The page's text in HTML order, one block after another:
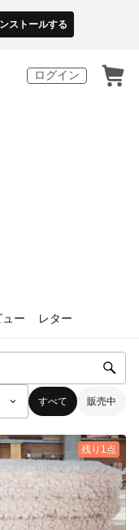
ストールする
ログイン
ュー レター
すべて 販売中
残り1点